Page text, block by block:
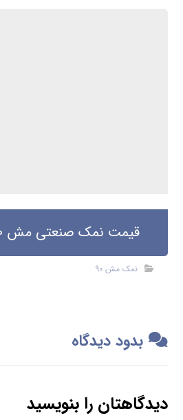
قیمت نمک صنعتی مش 90 بیوتی سالت
نمک مش 90
بدود دیدگاه
دیدگاهتان را بنویسید